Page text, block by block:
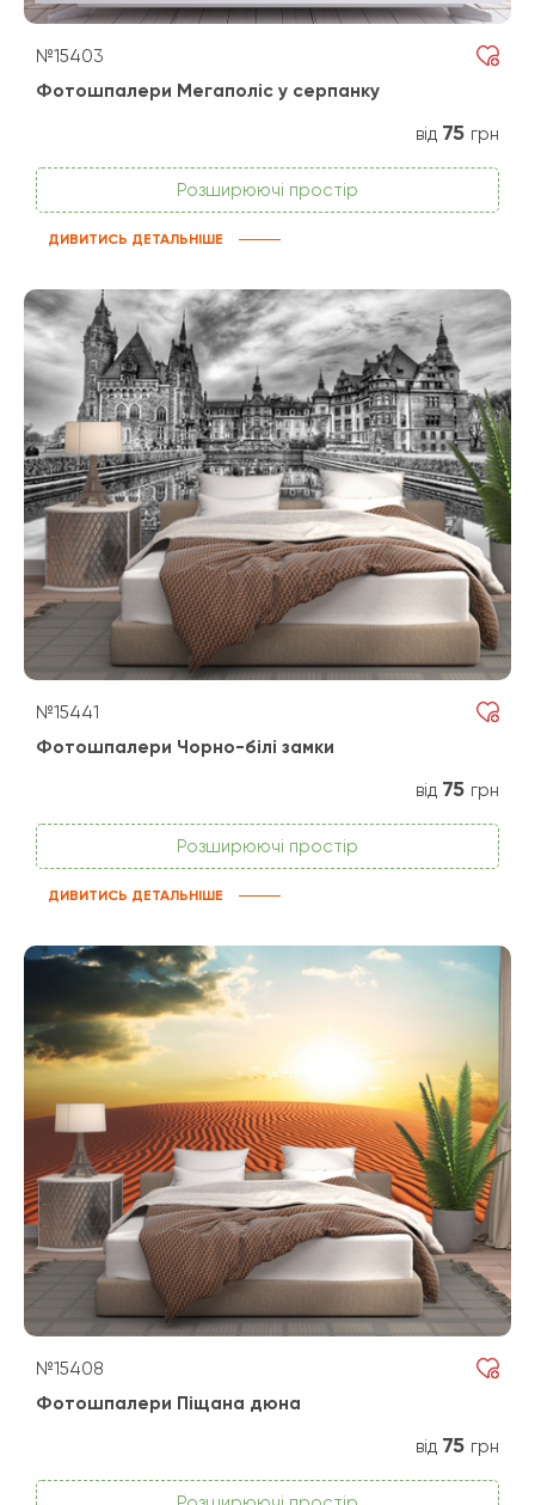
№15403
Фотошпалери Мегаполіс у серпанку
від 75 грн
Розширюючі простір
ДИВИТИСЬ ДЕТАЛЬНІШЕ
№15441
Фотошпалери Чорно-білі замки
від 75 грн
Розширюючі простір
ДИВИТИСЬ ДЕТАЛЬНІШЕ
№15408
Фотошпалери Піщана дюна
від 75 грн